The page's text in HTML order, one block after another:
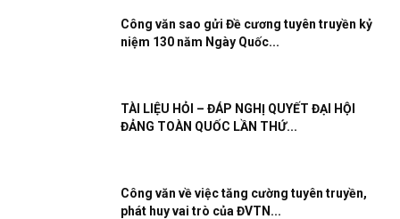
Công văn sao gửi Đề cương tuyên truyền kỷ
niệm 130 năm Ngày Quốc...
TÀI LIỆU HỎI – ĐÁP NGHỊ QUYẾT ĐẠI HỘI
ĐẢNG TOÀN QUỐC LẦN THỨ...
Công văn về việc tăng cường tuyên truyền,
phát huy vai trò của ĐVTN...